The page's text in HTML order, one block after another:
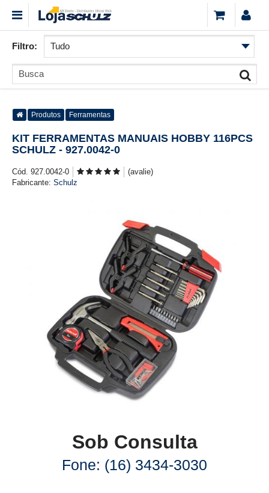
Filtro:
Produtos Ferramentas
KIT FERRAMENTAS MANUAIS HOBBY 116PCS
SCHULZ - 927.0042-0
Cód. 927.0042-0
(avalie)
Fabricante: Schulz
Sob Consulta
Fone: (16) 3434-3030